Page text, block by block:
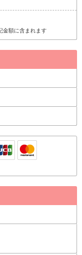
金額に含まれます